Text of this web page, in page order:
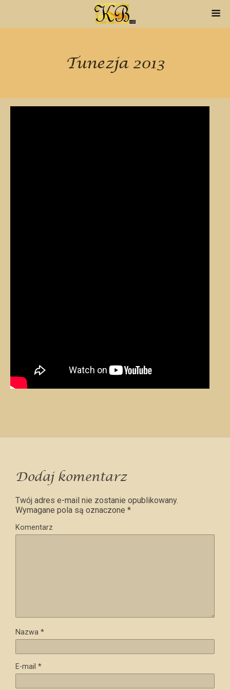
Tunezja 2013
Dodaj komentarz
Twój adres e-mail nie zostanie opublikowany.
Wymagane pola są oznaczone *
Komentarz
Nazwa *
E-mail *